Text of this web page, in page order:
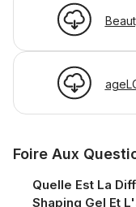
Foire Aux
Quelle Est La
Shaping Gel Et